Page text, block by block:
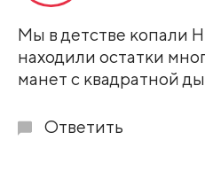
Мы в детстве копали
находили остатки
манет с квадратной
Ответить